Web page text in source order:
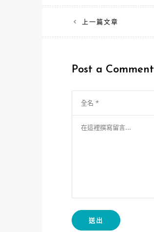
文
章
覽
上一篇文章
Post a Comment